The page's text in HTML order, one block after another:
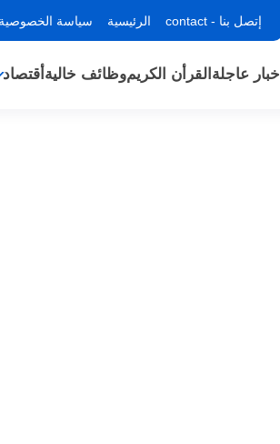
إتصل بنا - contact الرئيسية سياسة الخصوصية
أخبار عاجلة القرأن الكريموظائف خالية أقتصاد